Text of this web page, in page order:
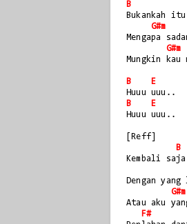
B
Bukankah
G#m
Mengapa
G#m
Mungkin
B
E
Huuu uuu..
B
E
Huuu uuu..
[Reff]
B
Kembali saja
Dengan
G#m
Atau aku
F#